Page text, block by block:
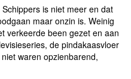
Schippers is niet meer en dat
maar onzin is. Weinig
verkeerde been gezet en aan
de pindakaasvloer
waren opzienbarend,